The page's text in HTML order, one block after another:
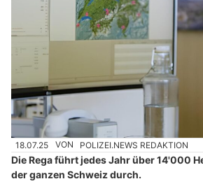
18.07.25 VON POLIZEI.NEWS REDAKTION
Die Rega führt jedes Jahr über 14'000
der ganzen Schweiz durch.